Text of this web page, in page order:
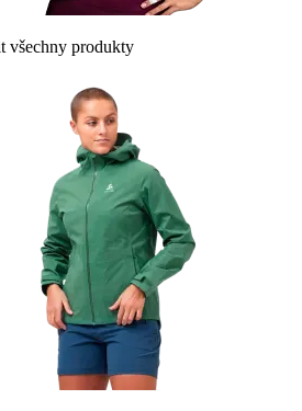
všechny produkty